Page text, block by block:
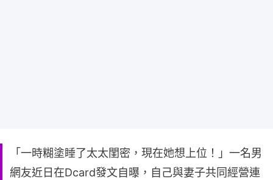
「一時糊塗睡了太太閨密，現在她想上位！」一名男
網友近日在Dcard發文自曝，自己與妻子共同經營連